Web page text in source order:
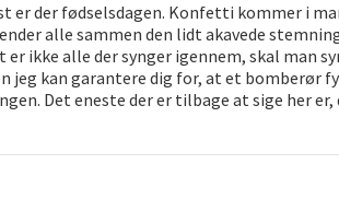
er der fødselsdagen. Konfetti kommer i
alle sammen den lidt akavede
er ikke alle der synger igennem, skal man
jeg kan garantere dig for, at et
Det eneste der er tilbage at sige her